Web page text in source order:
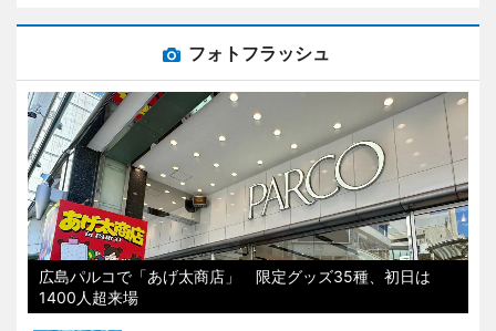
フォトフラッシュ
広島パルコで「あげ太商店」 限定グッズ35種、初日は
1400人超来場